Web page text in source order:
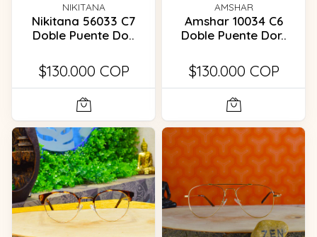
NIKITANA
Nikitana 56033 C7
Doble Puente Do..
$130.000 COP
AMSHAR
Amshar 10034 C6
Doble Puente Dor..
$130.000 COP